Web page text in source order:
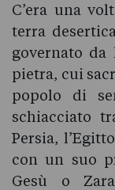
C’era una
terra
governato
pietra, cui
popolo di
schiacciato
Persia,
con un suo
Gesù o